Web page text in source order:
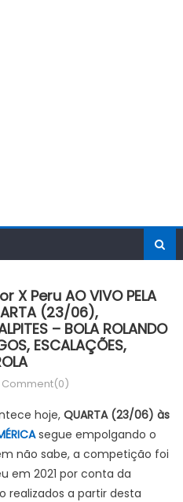
X Peru AO VIVO PELA
(23/06),
– BOLA ROLANDO
ESCALAÇÕES,
Comment(0)
hoje,QUARTA (23/06) às
segue empolgando o
não sabe, a competição foi
em 2021 por conta da
realizados a partir desta